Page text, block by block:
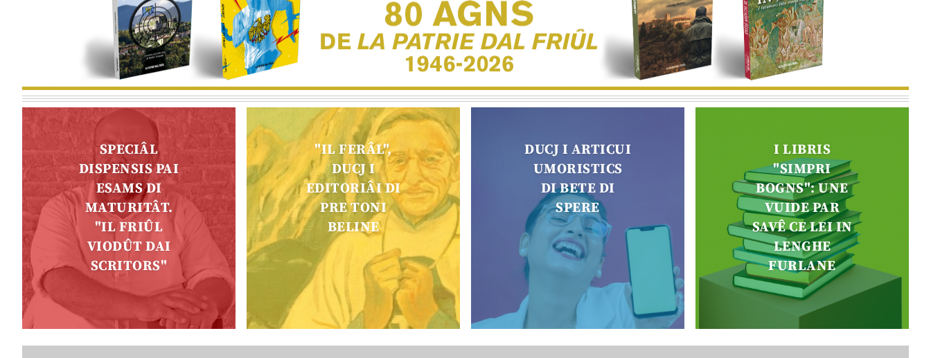
SPECIÂL
DISPENSIS PAI
ESAMS DI
MATURITÂT.
"IL FRIÛL
VIODÛT DAI
SCRITORS"
"IL FERÂL",
DUCJ I
EDITORIÂI DI
PRE TONI
BELINE
DUCJ I ARTICUI
UMORISTICS
DI BETE DI
SPERE
I LIBRIS
"SIMPRI
BOGNS": UNE
VUIDE PAR
SAVÊ CE LEI IN
LENGHE
FURLANE